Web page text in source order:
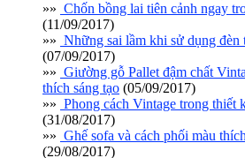
»» Chốn bồng lai tiên cảnh ngay
(11/09/2017)
»» Những sai lầm khi sử dụng đèn
(07/09/2017)
»» Giường gỗ Pallet đậm chất
thích sáng tạo (05/09/2017)
»» Phong cách Vintage trong thiết
(31/08/2017)
»» Ghế sofa và cách phối màu
(29/08/2017)